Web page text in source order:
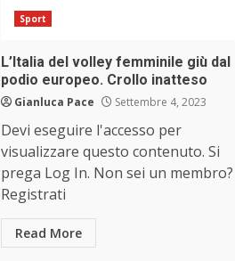
Sport
L’Italia del volley femminile giù dal
podio europeo. Crollo inatteso
Gianluca Pace Settembre 4, 2023
Devi eseguire l'accesso per
visualizzare questo contenuto. Si
prega Log In. Non sei un membro?
Registrati
Read More